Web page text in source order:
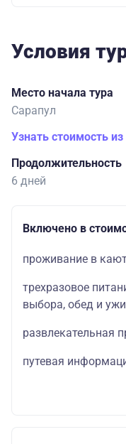
Условия
Место начала тура
Сарапул
Узнать стоимость
Продолжительность
6 дней
Включено в
проживание в
трехразовое
выбора, обед и
развлекательная
путевая